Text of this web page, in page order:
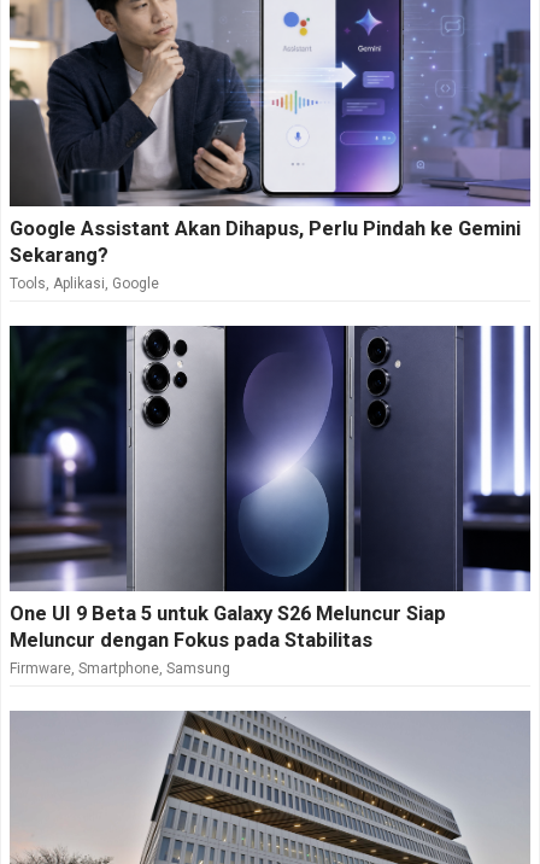
Google Assistant Akan Dihapus, Perlu Pindah ke Gemini
Sekarang?
Tools Aplikasi Google
One UI 9 Beta 5 untuk Galaxy S26 Meluncur Siap
Meluncur dengan Fokus pada Stabilitas
Firmware Smartphone Samsung